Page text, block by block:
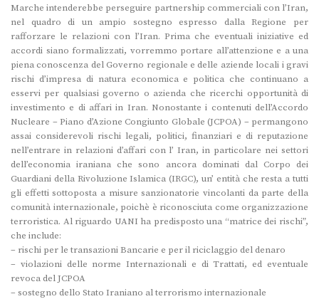
Marche intenderebbe perseguire partnership commerciali con l’Iran,
nel quadro di un ampio sostegno espresso dalla Regione per
rafforzare le relazioni con l’Iran. Prima che eventuali iniziative ed
accordi siano formalizzati, vorremmo portare all’attenzione e a una
piena conoscenza del Governo regionale e delle aziende locali i gravi
rischi d’impresa di natura economica e politica che continuano a
esservi per qualsiasi governo o azienda che ricerchi opportunità di
investimento e di affari in Iran. Nonostante i contenuti dell’Accordo
Nucleare – Piano d’Azione Congiunto Globale (JCPOA) – permangono
assai considerevoli rischi legali, politici, finanziari e di reputazione
nell’entrare in relazioni d’affari con l’ Iran, in particolare nei settori
dell’economia iraniana che sono ancora dominati dal Corpo dei
Guardiani della Rivoluzione Islamica (IRGC), un’ entità che resta a tutti
gli effetti sottoposta a misure sanzionatorie vincolanti da parte della
comunità internazionale, poichè è riconosciuta come organizzazione
terroristica. Al riguardo UANI ha predisposto una “matrice dei rischi”,
che include:
– rischi per le transazioni Bancarie e per il riciclaggio del denaro
– violazioni delle norme Internazionali e di Trattati, ed eventuale
revoca del JCPOA
– sostegno dello Stato Iraniano al terrorismo internazionale